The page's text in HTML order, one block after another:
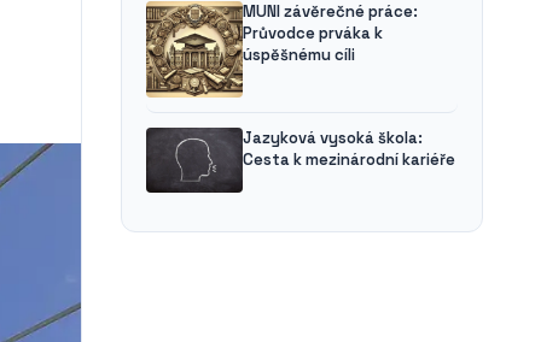
MUNI závěrečné práce:
Průvodce prváka k
úspěšnému cíli
Jazyková vysoká škola:
Cesta k mezinárodní kariéře